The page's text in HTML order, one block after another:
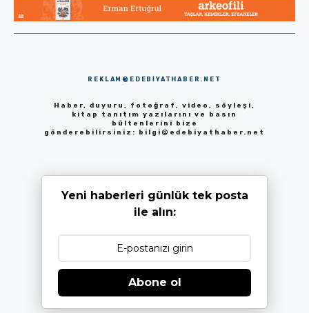
REKLAM@EDEBIYATHABER.NET
Haber, duyuru, fotoğraf, video, söyleşi,
kitap tanıtım yazılarını ve basın
bültenlerini bize
gönderebilirsiniz: bilgi@edebiyathaber.net
Yeni haberleri günlük tek posta
ile alın:
Abone ol